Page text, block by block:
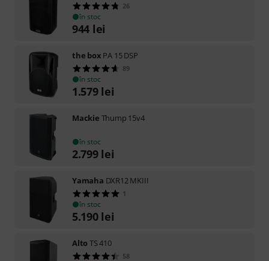
26
în stoc
944 lei
the box PA 15 DSP
89
în stoc
1.579 lei
Mackie Thump 15v4
în stoc
2.799 lei
Yamaha DXR12 MKIII
1
în stoc
5.190 lei
AltoTS 410
58